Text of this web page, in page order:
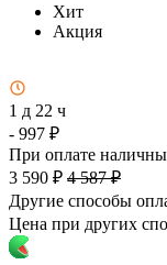
Хит
Акция
1 д 22 ч
- 997 ₽
При оплате
3 590 ₽ 4 587 ₽
Другие способы
Цена при других